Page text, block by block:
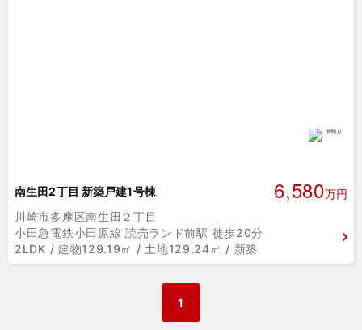
南生田2丁目 新築戸建1号棟 6,580万円
川崎市多摩区南生田２丁目
小田急電鉄小田原線 読売ランド前駅 徒歩20分
2LDK / 建物129.19㎡ / 土地129.24㎡ / 新築
1